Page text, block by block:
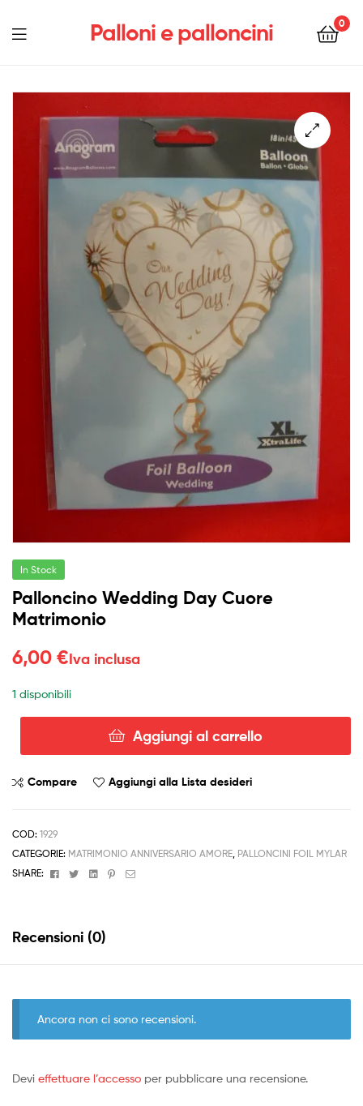
Palloni e palloncini 0
Menu
In Stock
Palloncino Wedding Day Cuore
Matrimonio
6,00 €Iva inclusa
1 disponibili
Day
quantità
Aggiungi al carrello
Compare Aggiungi alla Lista desideri
COD: 1929
CATEGORIE: MATRIMONIO ANNIVERSARIO AMORE PALLONCINI FOIL MYLAR
SHARE:
FacebookTwitterLinkedinPinterest
Email
Recensioni (0)
Ancora non ci sono recensioni.
Devi effettuare l’accesso per pubblicare una recensione.